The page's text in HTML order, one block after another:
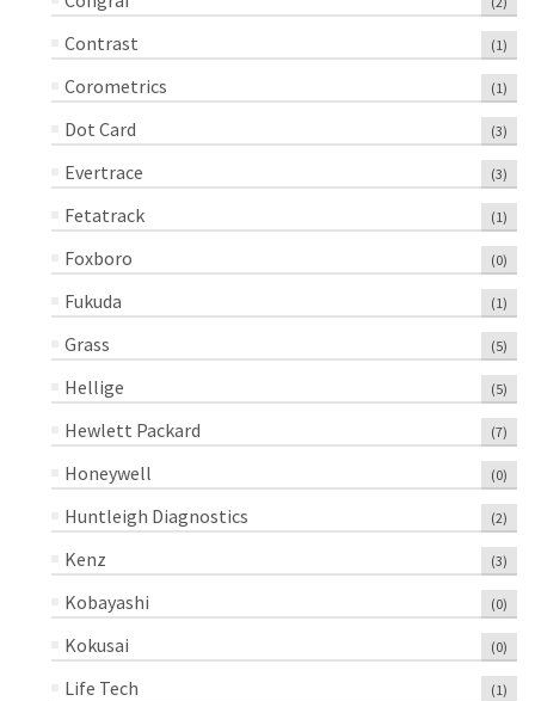
Contrast (1)
Corometrics (1)
Dot Card (3)
Evertrace (3)
Fetatrack (1)
Foxboro (0)
Fukuda (1)
Grass (5)
Hellige (5)
Hewlett Packard (7)
Honeywell (0)
Huntleigh Diagnostics (2)
Kenz (3)
Kobayashi (0)
Kokusai (0)
Life Tech (1)